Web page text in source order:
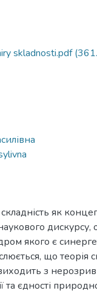
skladnosti.pdf
як
дискурсу,
якого є
що теорія
виходить з
та єдності